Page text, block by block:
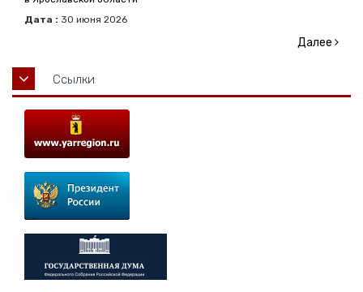
Дата : 30 июня 2026
Далее
Ссылки